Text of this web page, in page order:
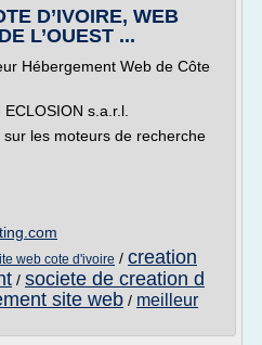
D’IVOIRE, WEB
L’OUEST ...
Hébergement Web de Côte
s.a.r.l.
les moteurs de recherche
web cote d'ivoire / creation
/ societe de creation d
site web / meilleur